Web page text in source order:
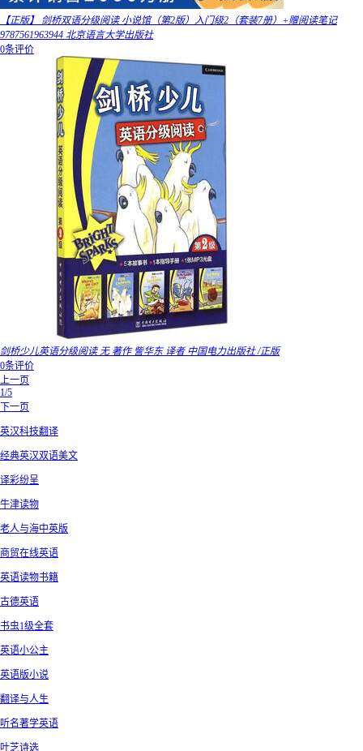
【正版】 剑桥双语分级阅读 小说馆（第2版）入门级2（套装7册）+赠阅读笔记
9787561963944 北京语言大学出版社
0条评价
剑桥少儿英语分级阅读 无 著作 訾华东 译者 中国电力出版社 /正版
0条评价
上一页
1/5
下一页
英汉科技翻译
经典英汉双语美文
译彩纷呈
牛津读物
老人与海中英版
商贸在线英语
英语读物书籍
古德英语
书虫1级全套
英语小公主
英语版小说
翻译与人生
听名著学英语
叶芝诗选